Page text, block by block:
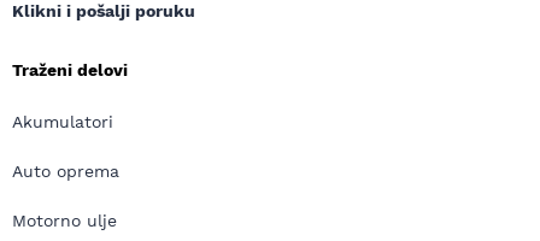
Klikni i pošalji poruku
Traženi delovi
Akumulatori
Auto oprema
Motorno ulje